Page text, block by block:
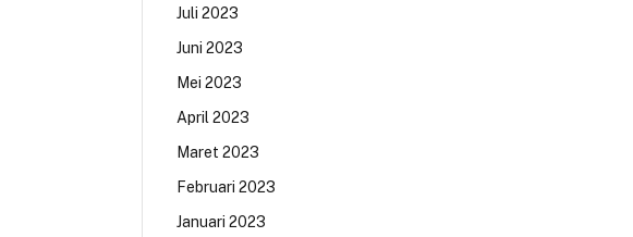
Juli 2023
Juni 2023
Mei 2023
April 2023
Maret 2023
Februari 2023
Januari 2023